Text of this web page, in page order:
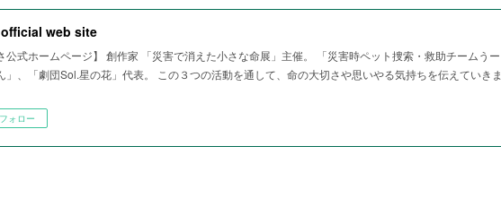
web site
公式ホームページ】 創作家 「災害で消えた小さな命展」主催。 「災害時ペット捜索・救助チームうー
」、「劇団Sol.星の花」代表。 この３つの活動を通して、命の大切さや思いやる気持ちを伝えていきま
フォロー